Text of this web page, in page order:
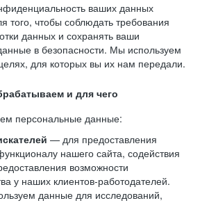
ваших данных
того, чтобы соблюдать требования
данных и сохранять ваши
в безопасности. Мы используем
для которых вы их нам передали.
и для чего
персональные данные:
— для предоставления
нашего сайта, содействия
возможности
у наших клиентов-работодателей.
данные для исследований,